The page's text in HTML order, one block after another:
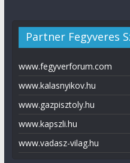
Partner Fegyveres
www.fegyverforum.com
www.kalasnyikov.hu
www.gazpisztoly.hu
www.kapszli.hu
www.vadasz-vilag.hu